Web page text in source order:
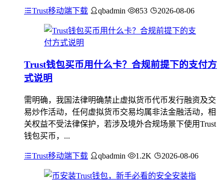
Trust移动端下载 qbadmin 853 2026-08-06
Trust钱包买币用什么卡？合规前提下的支付方
式说明
需明确，我国法律明确禁止虚拟货币代币发行融资及交
易炒作活动，任何虚拟货币交易均属非法金融活动，相
关权益不受法律保护，若涉及境外合规场景下使用Trust
钱包买币，...
Trust移动端下载 qbadmin 1.2K 2026-08-06